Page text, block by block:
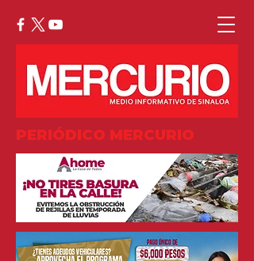
PERIÓDICO MERCURIO